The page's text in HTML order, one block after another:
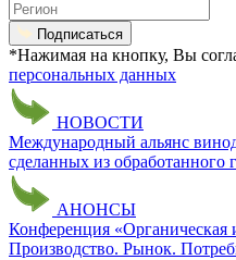
Подписаться
*Нажимая на кнопку, Вы
персональных данных
НОВОСТИ
Международный альянс
сделанных из обработанного
АНОНСЫ
Конференция «Органическая
Производство. Рынок.